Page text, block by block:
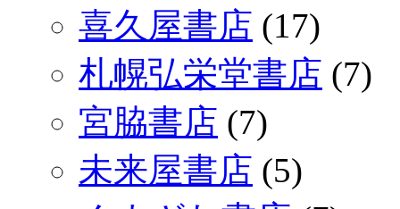
喜久屋書店 (17)
札幌弘栄堂書店 (7)
宮脇書店 (7)
未来屋書店 (5)